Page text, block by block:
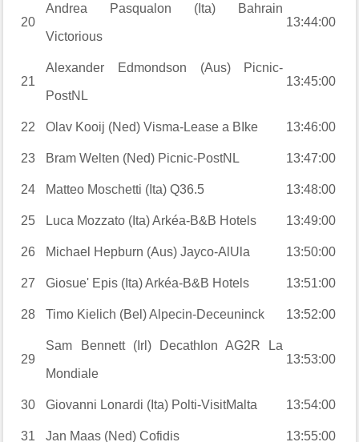
20
Andrea Pasqualon (Ita) Bahrain
Victorious
13:44:00
21
Alexander Edmondson (Aus) Picnic-
PostNL
13:45:00
22 Olav Kooij (Ned) Visma-Lease a BIke 13:46:00
23 Bram Welten (Ned) Picnic-PostNL 13:47:00
24 Matteo Moschetti (Ita) Q36.5 13:48:00
25 Luca Mozzato (Ita) Arkéa-B&B Hotels 13:49:00
26 Michael Hepburn (Aus) Jayco-AlUla 13:50:00
27 Giosue' Epis (Ita) Arkéa-B&B Hotels 13:51:00
28 Timo Kielich (Bel) Alpecin-Deceuninck 13:52:00
29
Sam Bennett (Irl) Decathlon AG2R La
Mondiale
13:53:00
30 Giovanni Lonardi (Ita) Polti-VisitMalta 13:54:00
31 Jan Maas (Ned) Cofidis 13:55:00